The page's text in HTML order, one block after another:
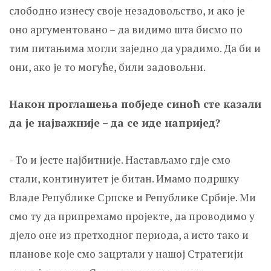
слободно изнесу своје незадовољство, и ако је
оно аргументовано – да видимо шта бисмо по
тим питањима могли заједно да урадимо. Да би и
они, ако је то могуће, били задовољни.
Након проглашења побједе синоћ сте казали
да је најважније – да се иде напријед?
- То и јесте најбитније. Настављамо гдје смо
стали, континуитет је битан. Имамо подршку
Владе Републике Српске и Републике Србије. Ми
смо ту да припремамо пројекте, да проводимо у
дјело оне из претходног периода, а исто тако и
планове које смо зацртали у нашој Стратегији